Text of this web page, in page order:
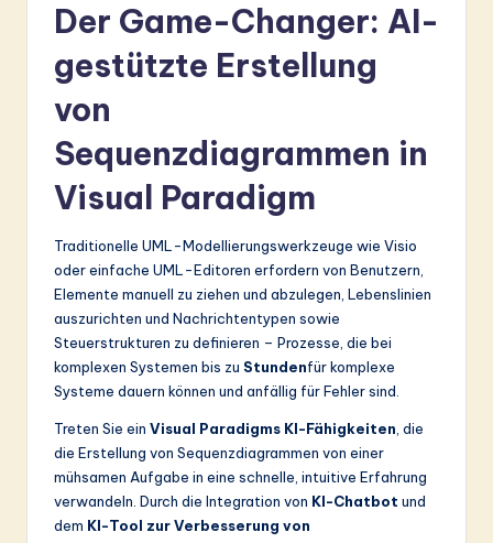
Der Game-Changer: AI-
gestützte Erstellung
von
Sequenzdiagrammen in
Visual Paradigm
Traditionelle UML-Modellierungswerkzeuge wie Visio
oder einfache UML-Editoren erfordern von Benutzern,
Elemente manuell zu ziehen und abzulegen, Lebenslinien
auszurichten und Nachrichtentypen sowie
Steuerstrukturen zu definieren – Prozesse, die bei
komplexen Systemen bis zu Stundenfür komplexe
Systeme dauern können und anfällig für Fehler sind.
Treten Sie ein Visual Paradigms KI-Fähigkeiten , die
die Erstellung von Sequenzdiagrammen von einer
mühsamen Aufgabe in eine schnelle, intuitive Erfahrung
verwandeln. Durch die Integration von KI-Chatbot und
dem KI-Tool zur Verbesserung von